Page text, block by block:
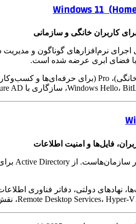
کاربران خانگی و سازمانی
فضای ابری عرضه شده است.
فایل‌ها و امنیت اطلاعات
نهادهای دولتی، دفاتر فناوری